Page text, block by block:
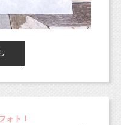
3から適用）
854
ジオサンプルが
です。
は移転作業のた
フォトスタジオ
ト！